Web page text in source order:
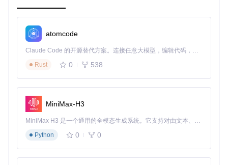
确保游戏窗口分辨率设置为1920x1080
将游戏界面保持在前台，避免被其他窗口遮挡
建议以管理员身份运行程序，以获得更好的运行效果
建议每天自动挂机时间不超过8小时，避免过度依赖工具影响
游戏平衡。同时，根据自己的电脑配置合理设置多开数量，一
虽然工具采用纯图像识别技术，不修改游戏数据，但仍建议玩
atomcode
Claude Code 的开源替代方案。连接任意大模型，编辑代码，运行命令，自动验证 — 全自动执行。用 Rust 构建，极致性能。 ｜ An open-source alternative to Claude Code. Connect any LLM, edit code, run commands, and verify changes — autonomously. Built in Rust for speed. Get Started
Rust
0 538
MiniMax-H3
MiniMax H3 是一个通用的全模态生成系统。它支持对由文本、图像、视频和音频组成的多模态上下文进行统一理解，并能生成分辨率高达 2K、时长可达 15 秒的带原生立体声音频的视频。得益于面向任务泛化的系统设计，H3 在预训练阶段就已具备广泛的多模态上下文理解与生成能力，能够出色地执行复杂的多模态指令。
Python
0 0